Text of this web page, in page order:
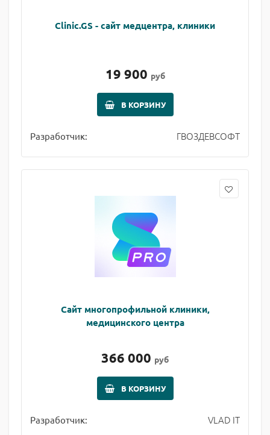
Clinic.GS - сайт медцентра, клиники
19 900 руб
В КОРЗИНУ
Разработчик: ГВОЗДЕВСОФТ
Сайт многопрофильной клиники,
медицинского центра
366 000 руб
В КОРЗИНУ
Разработчик: VLAD IT